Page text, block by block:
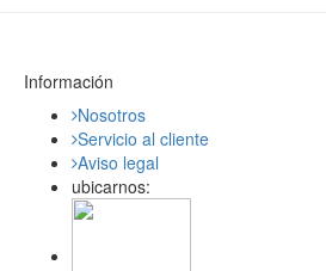
Información
Nosotros
Servicio al cliente
Aviso legal
ubicarnos: